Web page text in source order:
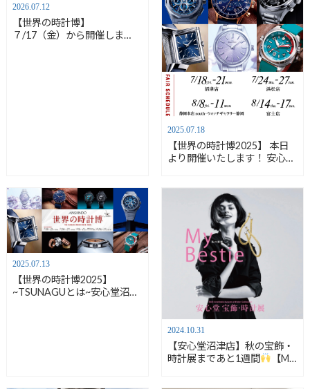
2026.07.12
【世界の時計博】
７/17（金）から開催しま
2025.07.18
【世界の時計博2025】 本日
より開催いたします！ 安心堂
2025.07.13
【世界の時計博2025】
~TSUNAGUとは~安心堂沼津
2024.10.31
【安心堂沼津店】秋の宝飾・
時計展まであと1週間
【My